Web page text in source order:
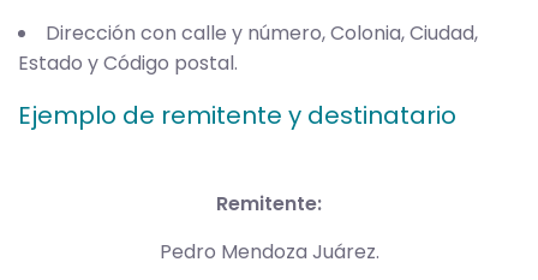
Dirección con calle y número, Colonia, Ciudad,
Estado y Código postal.
Ejemplo de remitente y destinatario
Remitente:
Pedro Mendoza Juárez.